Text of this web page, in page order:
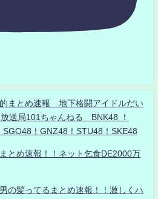
まとめ速報 地下格闘アイドルだい
送局101ちゃんねる BNK48 ！
！GNZ48！STU48！SKE48
とめ速報！！ネット乞食DE2000万
の髪ってるまとめ速報！！激しくハ